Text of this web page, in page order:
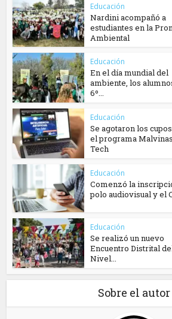
Educación
Nardini acompañó a
estudiantes en la
Ambiental
Educación
En el día mundial del
ambiente, los
6º...
Educación
Se agotaron los
el programa Malvinas
Tech
Educación
Comenzó la
polo audiovisual y el
Educación
Se realizó un nuevo
Encuentro Distrital
Nivel...
Sobre el autor